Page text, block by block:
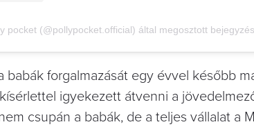
pocket (@pollypocket.official) által megosztott bejegyzés
babák forgalmazását egy évvel később
igyekezett átvenni a
csupán a babák, de a teljes vállalat a